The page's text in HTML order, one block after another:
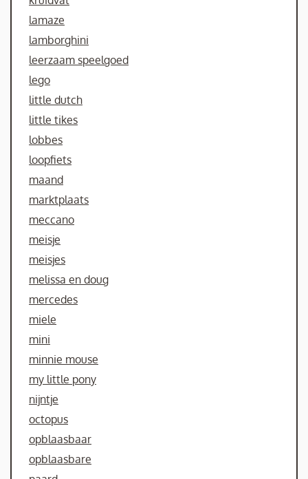
lamaze
lamborghini
leerzaam speelgoed
lego
little dutch
little tikes
lobbes
loopfiets
maand
marktplaats
meccano
meisje
meisjes
melissa en doug
mercedes
miele
mini
minnie mouse
my little pony
nijntje
octopus
opblaasbaar
opblaasbare